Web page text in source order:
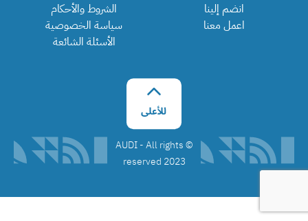
انضم إلينا
اعمل معنا
الشروط والأحكام
سياسة الخصوصية
الأسئلة الشائعة
©️ AUDI - All rights
reserved 2023